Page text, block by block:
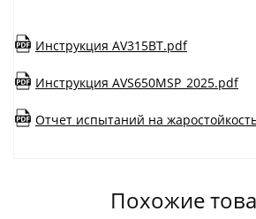
Инструкция AV315BT.pdf
Инструкция AVS650MSP_2025.pdf
Отчет испытаний на
Похожие